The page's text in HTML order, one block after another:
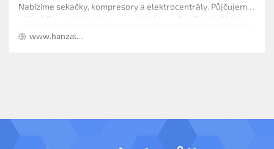
Nabízíme sekačky, kompresory a elektrocentrály. Půjčujeme
nářadí. Servisní středisko pro výrobky značek Bosch, Makita a
Honda zahradní technika.
www.hanzal-naradi.cz